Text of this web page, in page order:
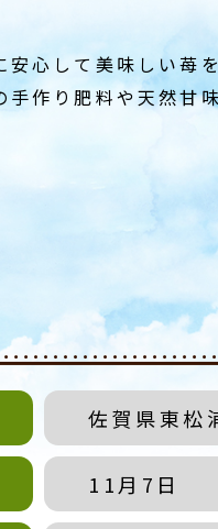
安心して美味しい苺
手作り肥料や天然甘
佐賀県東松
11月7日